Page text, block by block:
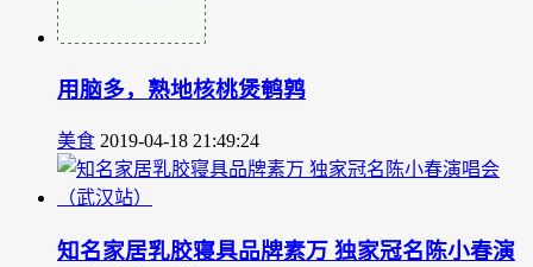
用脑多，熟地核桃煲鹌鹑
美食 2019-04-18 21:49:24
知名家居乳胶寝具品牌素万 独家冠名陈小春演